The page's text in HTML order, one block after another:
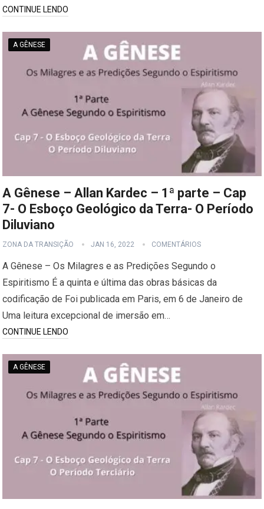
CONTINUE LENDO
A GÊNESE
A Gênese – Allan Kardec – 1ª parte – Cap
7- O Esboço Geológico da Terra- O Período
Diluviano
ZONA DA TRANSIÇÃO JAN 16, 2022 COMENTÁRIOS
A Gênese – Os Milagres e as Predições Segundo o
Espiritismo É a quinta e última das obras básicas da
codificação de Foi publicada em Paris, em 6 de Janeiro de
Uma leitura excepcional de imersão em…
CONTINUE LENDO
A GÊNESE